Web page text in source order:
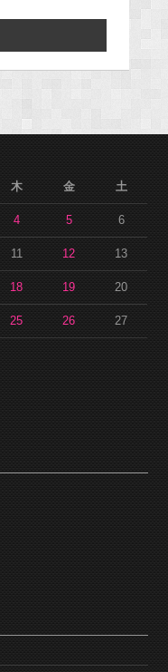
木 金 土
4 5 6
11 12 13
18 19 20
25 26 27